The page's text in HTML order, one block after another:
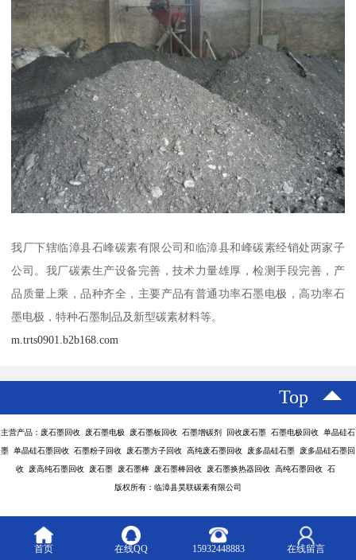
我厂下辖临漳县石峰碳素有限公司和临漳县和峰碳素经销处两家子
公司。我厂碳素生产设备完善，技术力量雄厚，检测手段完善，产
品质量上乘，品种齐全，主要产品有普通功率石墨电极，高功率石
墨电极，特种石墨制品及新型碳素材料等。
m.trts0901.b2b168.com
Top
主营产品：废石墨回收 废石墨电极 废石墨板回收 石墨增碳剂 回收废石墨 石墨电极回收 单晶硅石
墨 单晶硅石墨回收 石墨粉子回收 废石墨方子回收 高纯废石墨回收 废多晶硅石墨 废多晶硅石墨回
收 废高纯石墨回收 废石墨 废石墨棒 废石墨棒回收 废石墨换热器回收 高纯石墨回收 石
版权所有：临漳县昊联碳素有限公司
首页 在线QQ 15932448883 在线留言